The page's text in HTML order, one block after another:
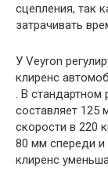
сцепления, так
затрачивать
У Veyron
клиренс
. В стандартном
составляет 125
скорости в 220
80 мм спереди
клиренс